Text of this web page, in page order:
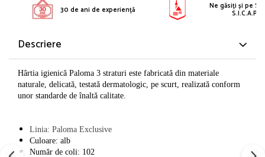
30 de ani de experiență Ne găsiți și pe
S.I.C.A.P.
Descriere
Hârtia igienică Paloma 3 straturi este fabricată din materiale
naturale, delicată, testată dermatologic, pe scurt, realizată conform
unor standarde de înaltă calitate.
Linia: Paloma Exclusive
Culoare: alb
Număr de coli: 102